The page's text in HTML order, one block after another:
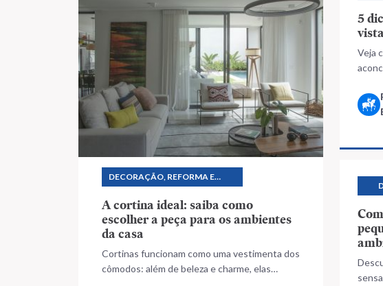
DECORAÇÃO, REFORMA E
A cortina ideal: saiba como
escolher a peça para os ambientes
da casa
Cortinas funcionam como uma vestimenta dos
cômodos: além de beleza e charme, elas
5
Veja